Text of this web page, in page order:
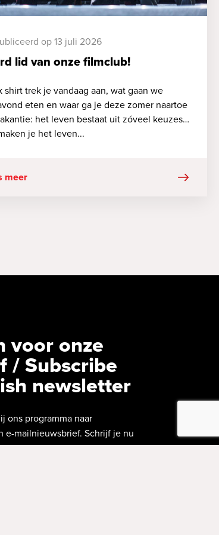
op 13 juli 2026
lid van onze filmclub!
shirt trek je vandaag aan, wat gaan we
eten en waar ga je deze zomer naartoe
het leven bestaat uit zóveel keuzes…
je het leven...
meer
voor onze
/ Subscribe
newsletter
ons programma naar
e-mailnieuwsbrief. Schrijf je nu